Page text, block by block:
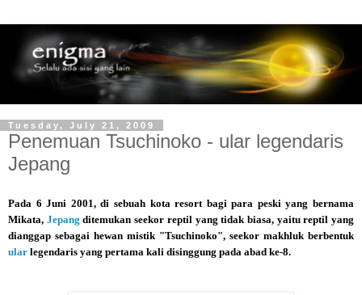
Tuesday, July 21, 2009
Penemuan Tsuchinoko - ular legendaris
Jepang
Pada 6 Juni 2001, di sebuah kota resort bagi para peski yang bernama
Mikata, Jepang ditemukan seekor reptil yang tidak biasa, yaitu reptil yang
dianggap sebagai hewan mistik "Tsuchinoko", seekor makhluk berbentuk
ular legendaris yang pertama kali disinggung pada abad ke-8.